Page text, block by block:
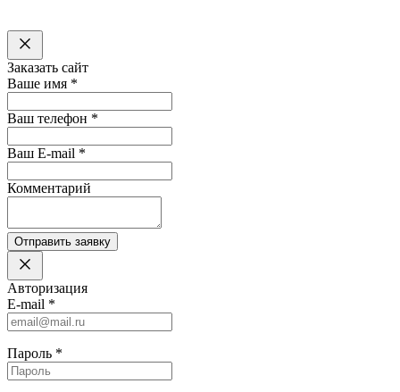
Заказать сайт
Ваше имя *
Ваш телефон *
Ваш E-mail *
Комментарий
Отправить заявку
Авторизация
E-mail *
Пароль *